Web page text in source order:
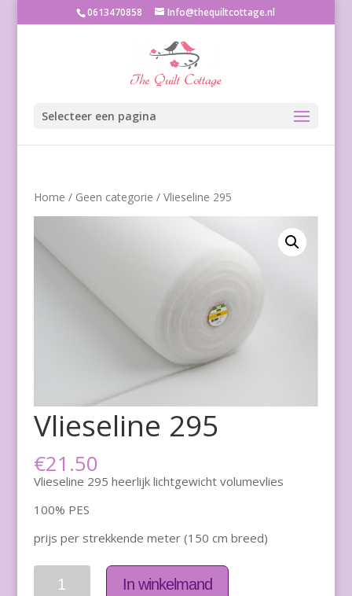
0613470858 Info@thequiltcottage.nl
Selecteer een pagina
Home / Geen categorie / Vlieseline 295
Vlieseline 295
€21.50
Vlieseline 295 heerlijk lichtgewicht volumevlies
100% PES
prijs per strekkende meter (150 cm breed)
Aantal
In winkelmand